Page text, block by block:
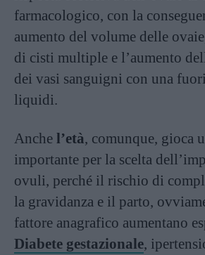
farmacologico, con la
aumento del volume delle
di cisti multiple e l’aumento
dei vasi sanguigni con una
liquidi.
Anche l’età, comunque, gioca
importante per la scelta
ovuli, perché il rischio di
la gravidanza e il parto,
fattore anagrafico aumentano
Diabete gestazionale,